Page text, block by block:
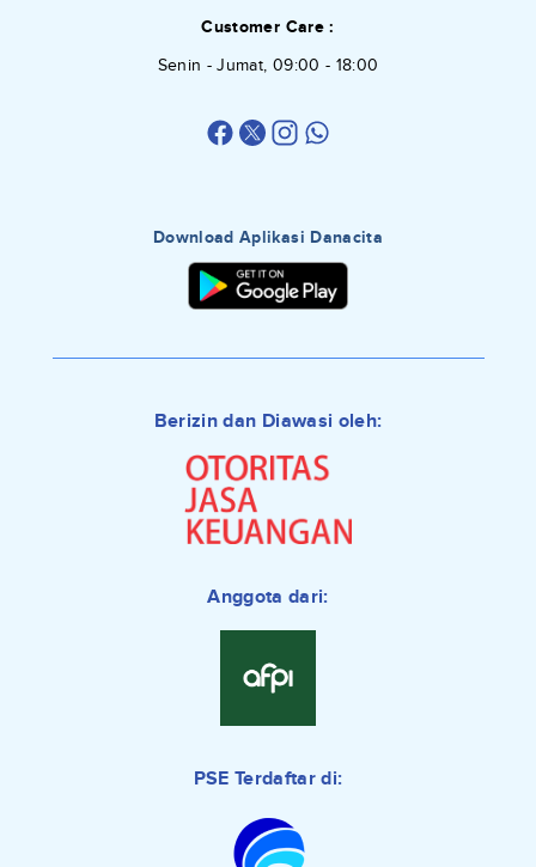
Customer Care :
Senin - Jumat, 09:00 - 18:00
Download Aplikasi Danacita
Berizin dan Diawasi oleh:
Anggota dari:
PSE Terdaftar di: